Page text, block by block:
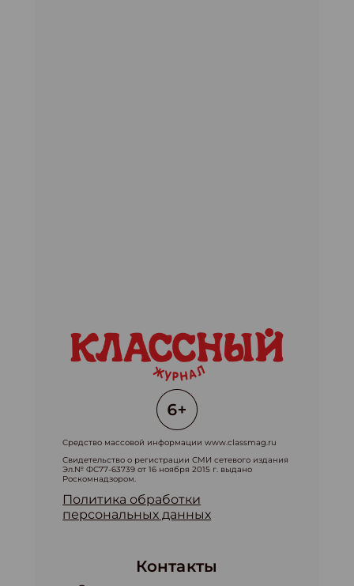
Средство массовой информации www.classmag.ru
Свидетельство о регистрации СМИ сетевого издания
Эл.№ ФС77-63739 от 16 ноября 2015 г. выдано
Роскомнадзором.
Политика обработки
персональных данных
Контакты